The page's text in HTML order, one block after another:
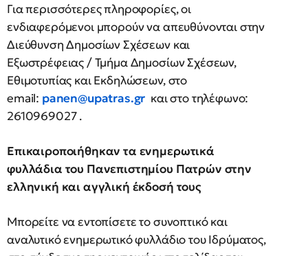
Για περισσότερες πληροφορίες, οι
ενδιαφερόμενοι μπορούν να απευθύνονται στην
Διεύθυνση Δημοσίων Σχέσεων και
Εξωστρέφειας / Τμήμα Δημοσίων Σχέσεων,
Εθιμοτυπίας και Εκδηλώσεων, στο
email: panen@upatras.gr και στο τηλέφωνο:
2610969027 .
Επικαιροποιήθηκαν τα ενημερωτικά
φυλλάδια του Πανεπιστημίου Πατρών στην
ελληνική και αγγλική έκδοσή τους
Μπορείτε να εντοπίσετε το συνοπτικό και
αναλυτικό ενημερωτικό φυλλάδιο του Ιδρύματος,